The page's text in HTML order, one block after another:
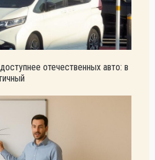
отечественных авто: в